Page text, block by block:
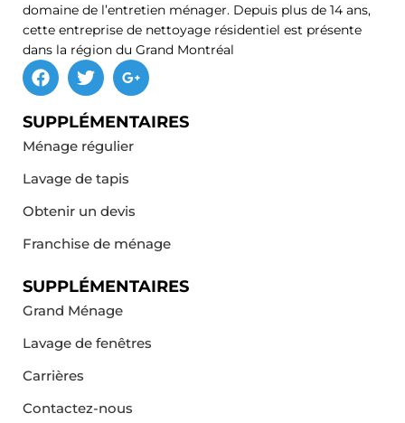
domaine de l’entretien ménager. Depuis plus de 14 ans,
cette entreprise de nettoyage résidentiel est présente
dans la région du Grand Montréal
SUPPLÉMENTAIRES
Ménage régulier
Lavage de tapis
Obtenir un devis
Franchise de ménage
SUPPLÉMENTAIRES
Grand Ménage
Lavage de fenêtres
Carrières
Contactez-nous